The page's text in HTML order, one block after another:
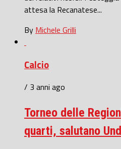
attesa la Recanatese...
By Michele Grilli
Calcio
/ 3 anni ago
Torneo delle
quarti, salutano